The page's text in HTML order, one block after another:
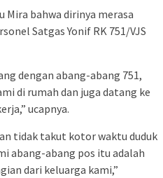
Mira bahwa dirinya merasa
Satgas Yonif RK 751/VJS
dengan abang-abang 751,
di rumah dan juga datang ke
ucapnya.
tidak takut kotor waktu duduk
abang-abang pos itu adalah
dari keluarga kami,”